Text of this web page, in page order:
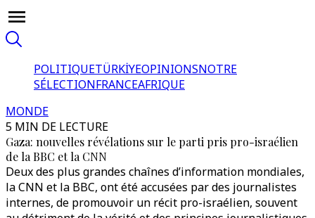
POLITIQUETÜRKİYEOPINIONSNOTRE
SÉLECTIONFRANCEAFRIQUE
MONDE
5 MIN DE LECTURE
Gaza: nouvelles révélations sur le parti pris pro-israélien
de la BBC et la CNN
Deux des plus grandes chaînes d’information mondiales,
la CNN et la BBC, ont été accusées par des journalistes
internes, de promouvoir un récit pro-israélien, souvent